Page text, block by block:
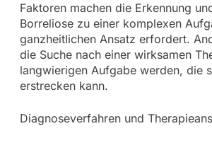
Faktoren machen die Erkennung
Borreliose zu einer komplexen
ganzheitlichen Ansatz erfordert.
die Suche nach einer wirksamen
langwierigen Aufgabe werden, die
erstrecken kann.
Diagnoseverfahren und